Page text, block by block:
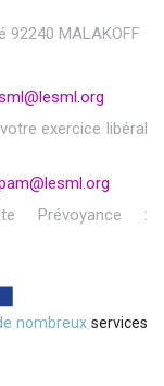
92240 MALAKOFF
exercice libéral
Prévoyance :
nombreux services